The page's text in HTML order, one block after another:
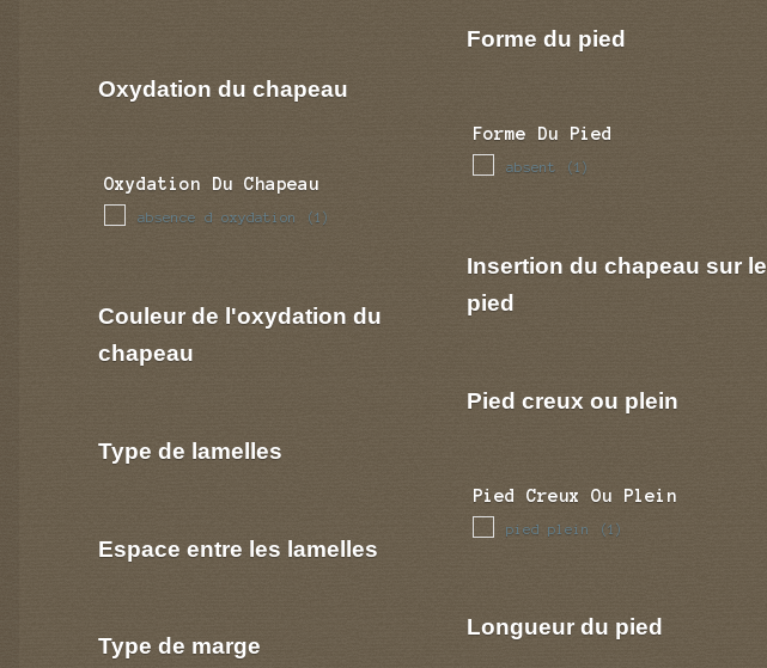
Oxydation du chapeau
Oxydation Du Chapeau
absence d oxydation (1)
Couleur de l'oxydation du
chapeau
Type de lamelles
Espace entre les lamelles
Type de marge
Forme du pied
Forme Du Pied
absent (1)
Insertion du chapeau sur le
pied
Pied creux ou plein
Pied Creux Ou Plein
pied plein (1)
Longueur du pied